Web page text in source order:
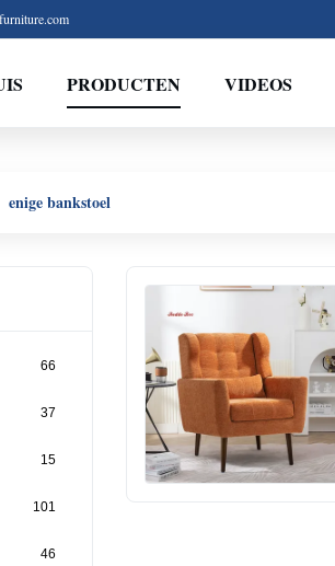
PRODUCTEN VIDEOS
enige bankstoel
66
37
15
101
46